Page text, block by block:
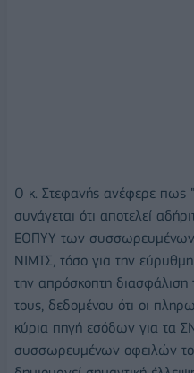
Ο κ. Στεφανής ανέφερε πως
συνάγεται ότι αποτελεί
ΕΟΠΥΥ των συσσωρευμένων
ΝΙΜΤΣ, τόσο για την εύρυθμη
την απρόσκοπτη διασφάλιση
τους, δεδομένου ότι οι
κύρια πηγή εσόδων για τα
συσσωρευμένων οφειλών